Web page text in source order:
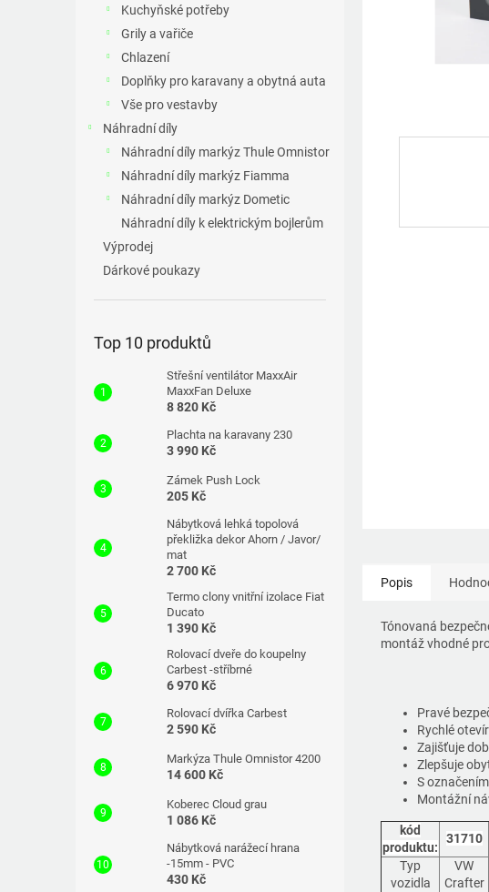
Kuchyňské potřeby
Grily a vařiče
Chlazení
Doplňky pro karavany a obytná auta
Vše pro vestavby
Náhradní díly
Náhradní díly markýz Thule Omnistor
Náhradní díly markýz Fiamma
Náhradní díly markýz Dometic
Náhradní díly k elektrickým bojlerům
Výprodej
Dárkové poukazy
Top 10 produktů
Střešní ventilátor MaxxAir
MaxxFan Deluxe
8 820 Kč
Plachta na karavany 230
3 990 Kč
Zámek Push Lock
205 Kč
Nábytková lehká topolová
překližka dekor Ahorn / Javor/
mat
2 700 Kč
Termo clony vnitřní izolace Fiat
Ducato
1 390 Kč
Rolovací dveře do koupelny
Carbest -stříbrné
6 970 Kč
Rolovací dvířka Carbest
2 590 Kč
Markýza Thule Omnistor 4200
14 600 Kč
Koberec Cloud grau
1 086 Kč
Nábytková narážecí hrana
-15mm - PVC
430 Kč
Popis
Tónovaná
montáž vhodné
Pravé
Rychlé
Zajišťuje
Zlepšuje
S
Montážní
kód
produktu:
31710
Typ
vozidla
VW
Crafter